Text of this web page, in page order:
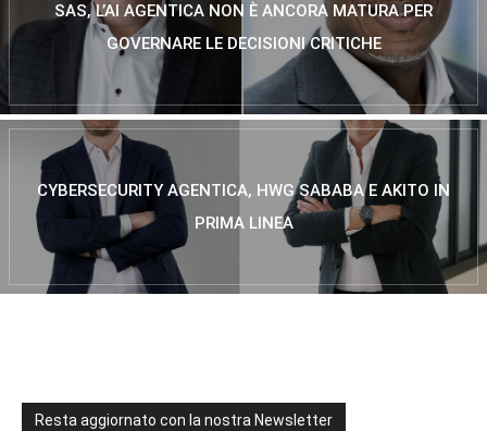
SAS, L’AI AGENTICA NON È ANCORA MATURA PER
GOVERNARE LE DECISIONI CRITICHE
CYBERSECURITY AGENTICA, HWG SABABA E AKITO IN
PRIMA LINEA
Resta aggiornato con la nostra Newsletter